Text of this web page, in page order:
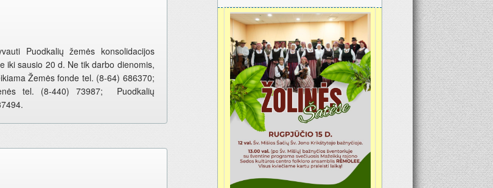
Puodkalių žemės konsolidacijos
iki sausio 20 d. Ne tik darbo dienomis,
Žemės fonde tel. (8-64) 686370;
tel. (8-440) 73987; Puodkalių